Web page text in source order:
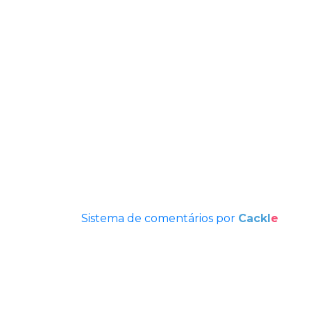
Sistema de comentários por Cackl e